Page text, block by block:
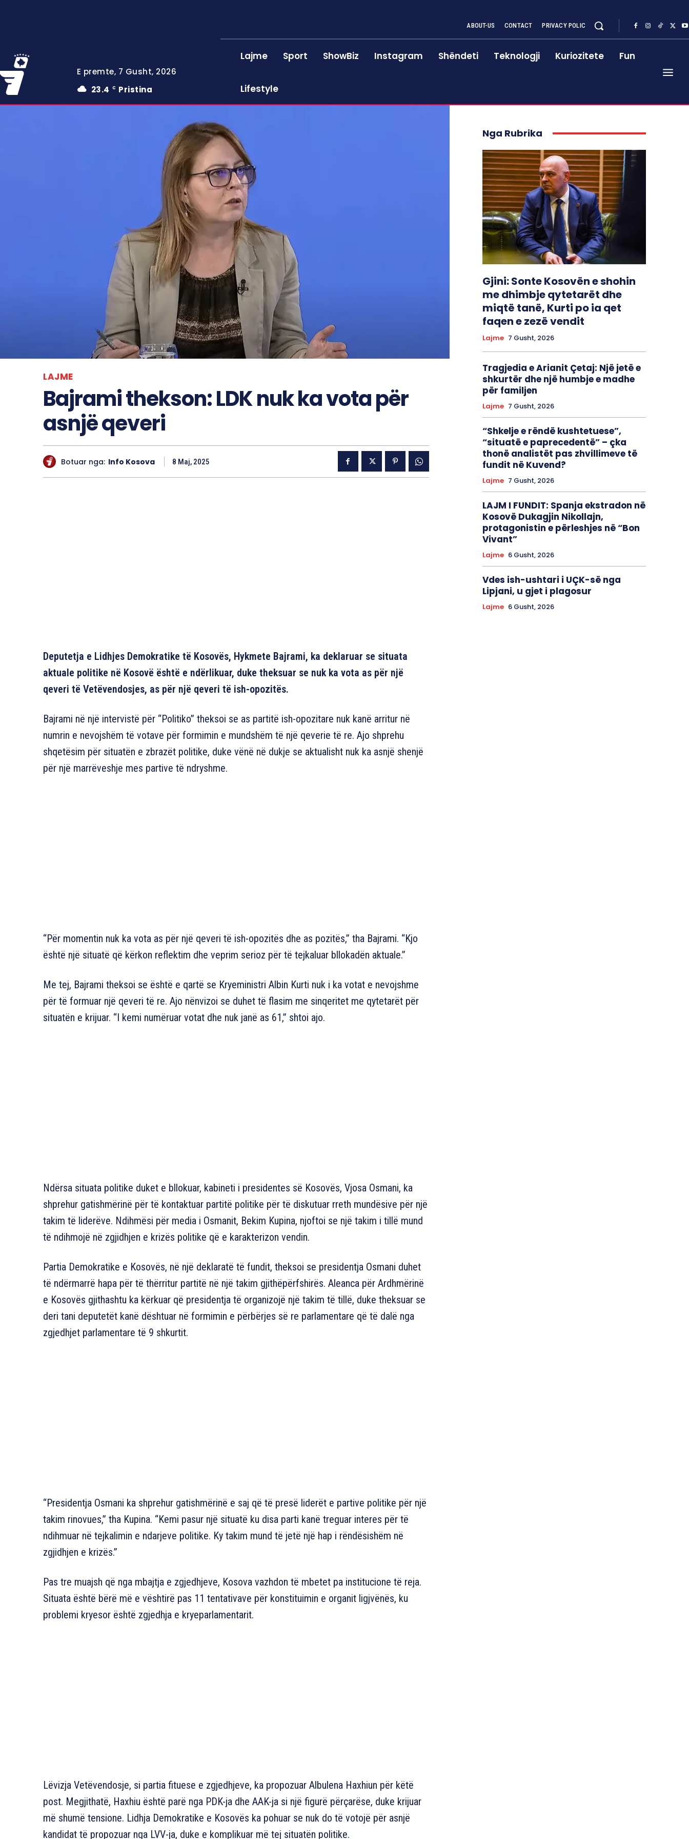
E premte, 7 Gusht, 2026
23.4
C Pristina
ABOUT-US CONTACT PRIVACY POLIC
Lajme Sport ShowBiz Instagram Shëndeti Teknologji Kuriozitete Fun
Lifestyle
LAJME
Bajrami thekson: LDK nuk ka vota për
asnjë qeveri
Botuar nga: Info Kosova 8 Maj, 2025
Deputetja e Lidhjes Demokratike të Kosovës, Hykmete Bajrami, ka deklaruar se situata
aktuale politike në Kosovë është e ndërlikuar, duke theksuar se nuk ka vota as për një
qeveri të Vetëvendosjes, as për një qeveri të ish-opozitës.
Bajrami në një intervistë për “Politiko” theksoi se as partitë ish-opozitare nuk kanë arritur në
numrin e nevojshëm të votave për formimin e mundshëm të një qeverie të re. Ajo shprehu
shqetësim për situatën e zbrazët politike, duke vënë në dukje se aktualisht nuk ka asnjë shenjë
për një marrëveshje mes partive të ndryshme.
“Për momentin nuk ka vota as për një qeveri të ish-opozitës dhe as pozitës,” tha Bajrami. “Kjo
është një situatë që kërkon reflektim dhe veprim serioz për të tejkaluar bllokadën aktuale.”
Me tej, Bajrami theksoi se është e qartë se Kryeministri Albin Kurti nuk i ka votat e nevojshme
për të formuar një qeveri të re. Ajo nënvizoi se duhet të flasim me sinqeritet me qytetarët për
situatën e krijuar. “I kemi numëruar votat dhe nuk janë as 61,” shtoi ajo.
Ndërsa situata politike duket e bllokuar, kabineti i presidentes së Kosovës, Vjosa Osmani, ka
shprehur gatishmërinë për të kontaktuar partitë politike për të diskutuar rreth mundësive për një
takim të liderëve. Ndihmësi për media i Osmanit, Bekim Kupina, njoftoi se një takim i tillë mund
të ndihmojë në zgjidhjen e krizës politike që e karakterizon vendin.
Partia Demokratike e Kosovës, në një deklaratë të fundit, theksoi se presidentja Osmani duhet
të ndërmarrë hapa për të thërritur partitë në një takim gjithëpërfshirës. Aleanca për Ardhmërinë
e Kosovës gjithashtu ka kërkuar që presidentja të organizojë një takim të tillë, duke theksuar se
deri tani deputetët kanë dështuar në formimin e përbërjes së re parlamentare që të dalë nga
zgjedhjet parlamentare të 9 shkurtit.
“Presidentja Osmani ka shprehur gatishmërinë e saj që të presë liderët e partive politike për një
takim rinovues,” tha Kupina. “Kemi pasur një situatë ku disa parti kanë treguar interes për të
ndihmuar në tejkalimin e ndarjeve politike. Ky takim mund të jetë një hap i rëndësishëm në
zgjidhjen e krizës.”
Pas tre muajsh që nga mbajtja e zgjedhjeve, Kosova vazhdon të mbetet pa institucione të reja.
Situata është bërë më e vështirë pas 11 tentativave për konstituimin e organit ligjvënës, ku
problemi kryesor është zgjedhja e kryeparlamentarit.
Lëvizja Vetëvendosje, si partia fituese e zgjedhjeve, ka propozuar Albulena Haxhiun për këtë
post. Megjithatë, Haxhiu është parë nga PDK-ja dhe AAK-ja si një figurë përçarëse, duke krijuar
më shumë tensione. Lidhja Demokratike e Kosovës ka pohuar se nuk do të votojë për asnjë
kandidat të propozuar nga LVV-ja, duke e komplikuar më tej situatën politike.
Nga Rubrika
Gjini: Sonte Kosovën e shohin
me dhimbje qytetarët dhe
miqtë tanë, Kurti po ia qet
faqen e zezë vendit
Lajme 7 Gusht, 2026
Tragjedia e Arianit Çetaj: Një jetë e
shkurtër dhe një humbje e madhe
për familjen
Lajme 7 Gusht, 2026
“Shkelje e rëndë kushtetuese”,
“situatë e paprecedentë” – çka
thonë analistët pas zhvillimeve të
fundit në Kuvend?
Lajme 7 Gusht, 2026
LAJM I FUNDIT: Spanja ekstradon në
Kosovë Dukagjin Nikollajn,
protagonistin e përleshjes në “Bon
Vivant”
Lajme 6 Gusht, 2026
Vdes ish-ushtari i UÇK-së nga
Lipjani, u gjet i plagosur
Lajme 6 Gusht, 2026